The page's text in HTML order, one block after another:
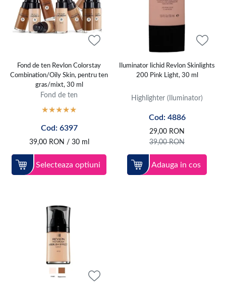
Fond de ten Revlon Colorstay
Combination/Oily Skin, pentru ten
gras/mixt, 30 ml
Fond de ten
Cod: 6397
39,00 RON / 30 ml
Selecteaza optiuni
Iluminator lichid Revlon Skinlights
200 Pink Light, 30 ml
Highlighter (Iluminator)
Cod: 4886
29,00 RON
39,00RON
Adauga in cos